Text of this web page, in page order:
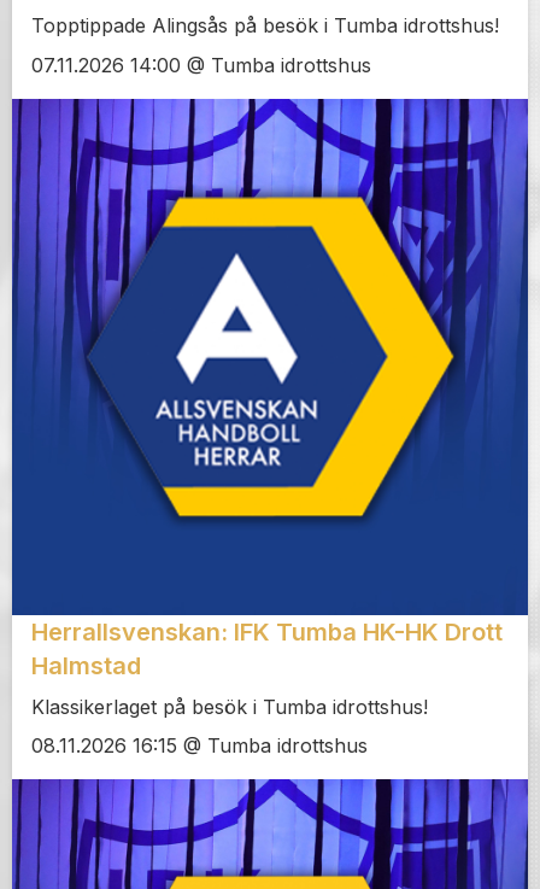
Topptippade Alingsås på besök i Tumba idrottshus!
07.11.2026 14:00 @ Tumba idrottshus
Herrallsvenskan: IFK Tumba HK-HK Drott
Halmstad
Klassikerlaget på besök i Tumba idrottshus!
08.11.2026 16:15 @ Tumba idrottshus